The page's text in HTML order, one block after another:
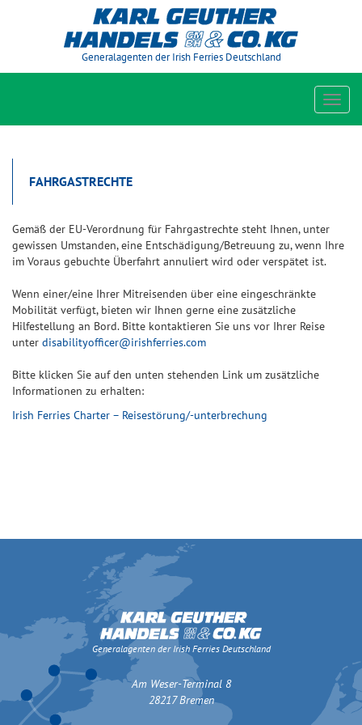
Generalagenten der Irish Ferries Deutschland
FAHRGASTRECHTE
Gemäß der EU-Verordnung für Fahrgastrechte steht Ihnen, unter
gewissen Umstanden, eine Entschädigung/Betreuung zu, wenn Ihre
im Voraus gebuchte Überfahrt annuliert wird oder verspätet ist.
Wenn einer/eine Ihrer Mitreisenden über eine eingeschränkte
Mobilität verfügt, bieten wir Ihnen gerne eine zusätzliche
Hilfestellung an Bord. Bitte kontaktieren Sie uns vor Ihrer Reise
unter disabilityofficer@irishferries.com
Bitte klicken Sie auf den unten stehenden Link um zusätzliche
Informationen zu erhalten:
Irish Ferries Charter – Reisestörung/-unterbrechung
Generalagenten der Irish Ferries Deutschland
Am Weser-Terminal 8
28217 Bremen